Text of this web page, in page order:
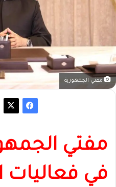
مفتي الجمهورية
مفتي
في فعاليات